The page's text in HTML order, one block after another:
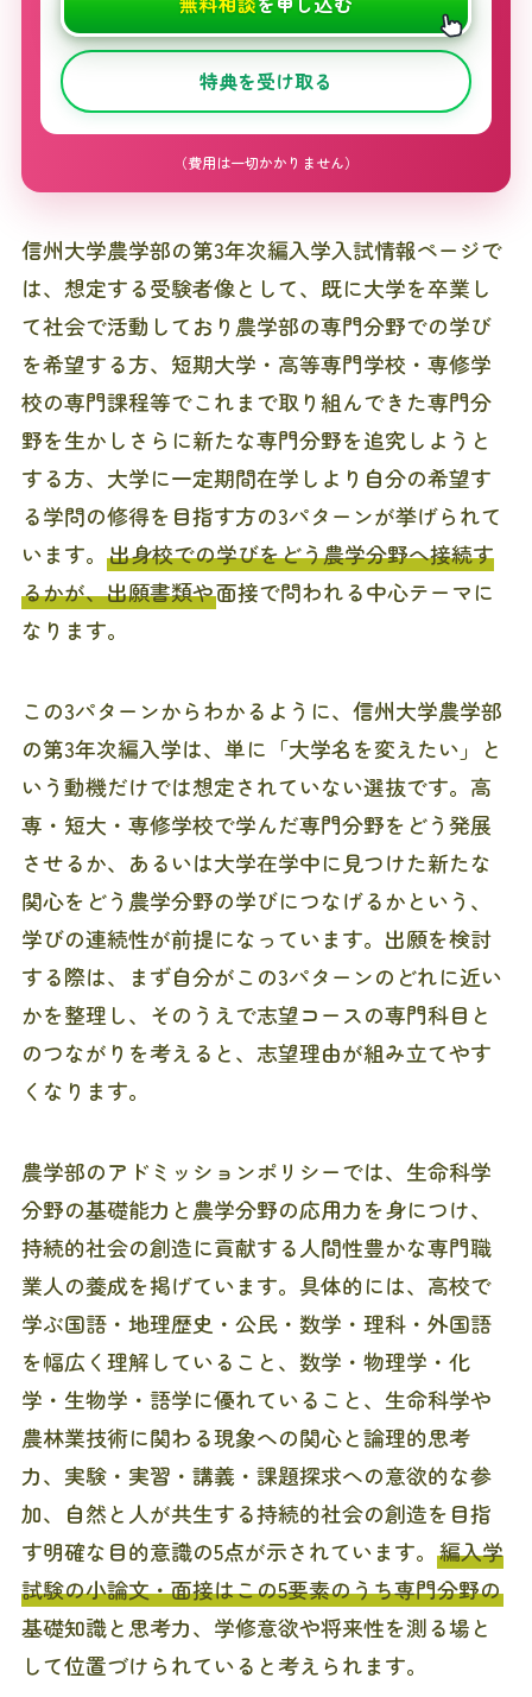
特典を受け取る
（費用は一切かかりません）
信州大学農学部の第3年次編入学入試情報ページで
は、想定する受験者像として、既に大学を卒業し
て社会で活動しており農学部の専門分野での学び
を希望する方、短期大学・高等専門学校・専修学
校の専門課程等でこれまで取り組んできた専門分
野を生かしさらに新たな専門分野を追究しようと
する方、大学に一定期間在学しより自分の希望す
る学問の修得を目指す方の3パターンが挙げられて
います。 出身校での学びをどう農学分野へ接続す
るかが、出願書類や面接で問われる中心テーマに
なります。
この3パターンからわかるように、信州大学農学部
の第3年次編入学は、単に「大学名を変えたい」と
いう動機だけでは想定されていない選抜です。高
専・短大・専修学校で学んだ専門分野をどう発展
させるか、あるいは大学在学中に見つけた新たな
関心をどう農学分野の学びにつなげるかという、
学びの連続性が前提になっています。出願を検討
する際は、まず自分がこの3パターンのどれに近い
かを整理し、そのうえで志望コースの専門科目と
のつながりを考えると、志望理由が組み立てやす
くなります。
農学部のアドミッションポリシーでは、生命科学
分野の基礎能力と農学分野の応用力を身につけ、
持続的社会の創造に貢献する人間性豊かな専門職
業人の養成を掲げています。具体的には、高校で
学ぶ国語・地理歴史・公民・数学・理科・外国語
を幅広く理解していること、数学・物理学・化
学・生物学・語学に優れていること、生命科学や
農林業技術に関わる現象への関心と論理的思考
力、実験・実習・講義・課題探求への意欲的な参
加、自然と人が共生する持続的社会の創造を目指
す明確な目的意識の5点が示されています。 編入学
試験の小論文・面接はこの5要素のうち専門分野の
基礎知識と思考力、学修意欲や将来性を測る場と
して位置づけられていると考えられます。